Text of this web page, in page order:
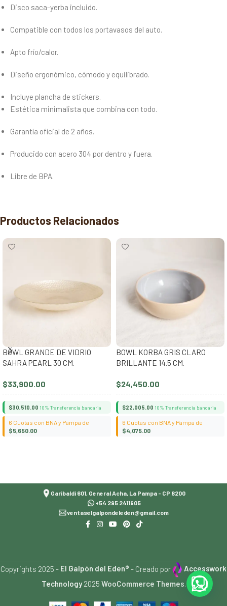
Disco saca-yerba incluido.
Compatible con todos los portavasos del auto.
Apto frío/calor.
Diseño ergonómico, cómodo y equilibrado.
Incluye plancha de stickers.
Estética minimalista que combina con todo.
Garantía oficial de 2 años.
Producido con acero 304 por dentro y fuera.
Libre de BPA.
Productos Relacionados
BOWL GRANDE DE VIDRIO
SAHRA PEARL 30 CM.
$33,900.00
$30,510.00 10% Transferencia bancaria
6 Cuotas con BNA y Pampa de
$5,650.00
BOWL KORBA GRIS CLARO
BRILLANTE 14.5 CM.
$24,450.00
$22,005.00 10% Transferencia bancaria
6 Cuotas con BNA y Pampa de
$4,075.00
Garibaldi 601, General Acha, La Pampa - CP 8200
+54 295 2411905
ventaselgalpondeleden@gmail.com
Copyrights 2025 - El Galpón del Eden® - Creado por
Accesswork
Technology2025 WooCommerce Themes.